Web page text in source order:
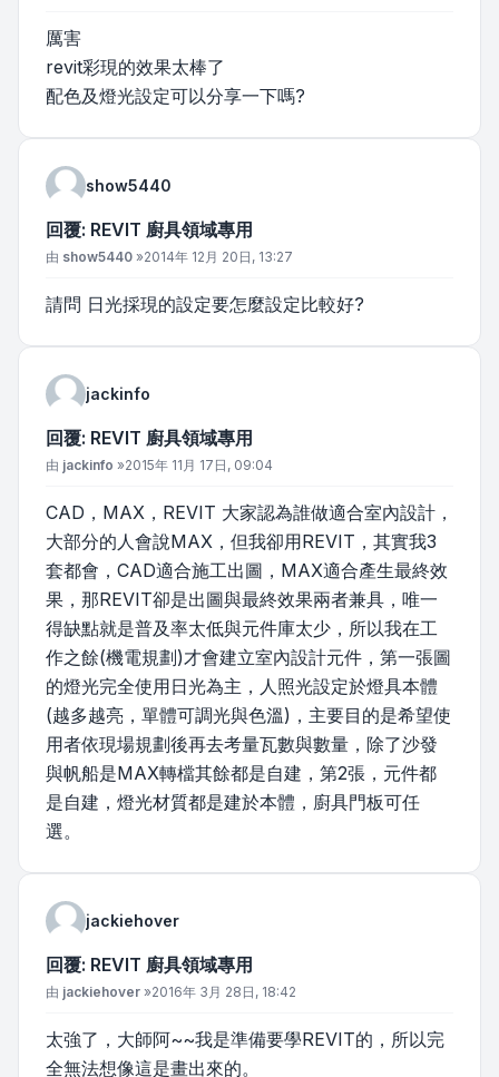
厲害
revit彩現的效果太棒了
配色及燈光設定可以分享一下嗎?
show5440
回覆: REVIT 廚具領域專用
文章
由 show5440 »2014年 12月 20日, 13:27
請問 日光採現的設定要怎麼設定比較好?
jackinfo
回覆: REVIT 廚具領域專用
文章
由 jackinfo »2015年 11月 17日, 09:04
CAD，MAX，REVIT 大家認為誰做適合室內設計，
大部分的人會說MAX，但我卻用REVIT，其實我3
套都會，CAD適合施工出圖，MAX適合產生最終效
果，那REVIT卻是出圖與最終效果兩者兼具，唯一
得缺點就是普及率太低與元件庫太少，所以我在工
作之餘(機電規劃)才會建立室內設計元件，第一張圖
的燈光完全使用日光為主，人照光設定於燈具本體
(越多越亮，單體可調光與色溫)，主要目的是希望使
用者依現場規劃後再去考量瓦數與數量，除了沙發
與帆船是MAX轉檔其餘都是自建，第2張，元件都
是自建，燈光材質都是建於本體，廚具門板可任
選。
jackiehover
回覆: REVIT 廚具領域專用
文章
由 jackiehover »2016年 3月 28日, 18:42
太強了，大師阿~~我是準備要學REVIT的，所以完
全無法想像這是畫出來的。